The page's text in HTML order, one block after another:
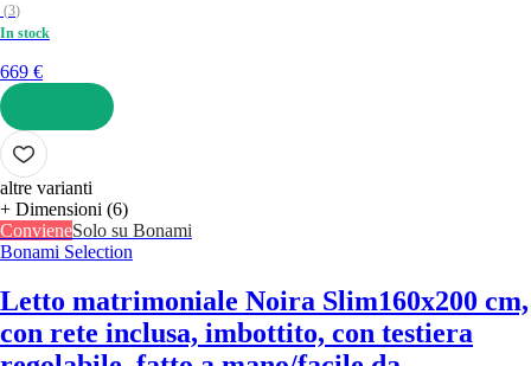
(3)
In stock
669 €
AGGIUNGI
altre varianti
+ Dimensioni (6)
ConvieneSolo su Bonami
Bonami Selection
Letto matrimoniale Noira Slim160x200 cm,
con rete inclusa, imbottito, con testiera